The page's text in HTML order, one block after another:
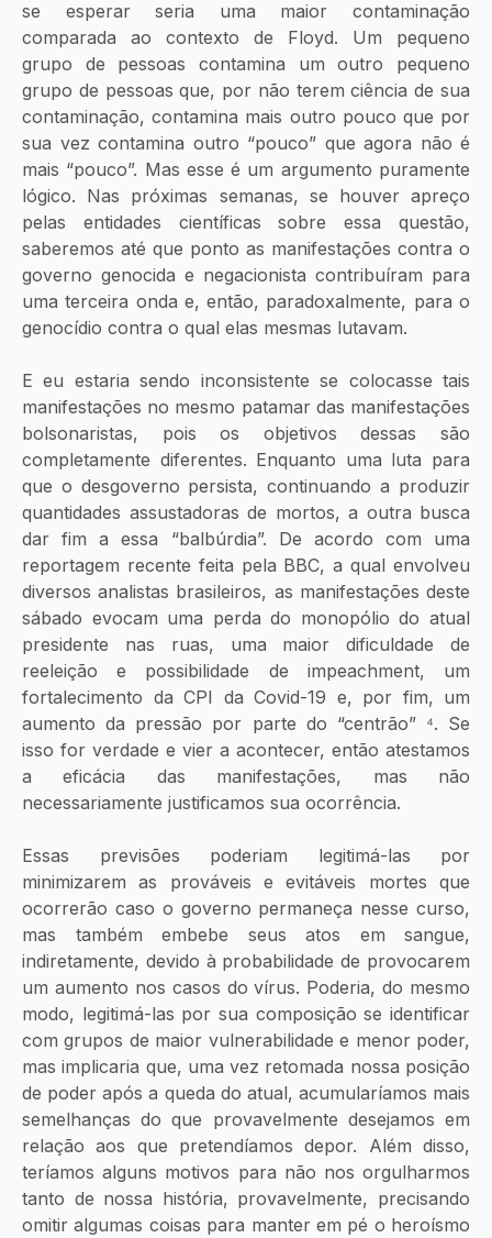
se esperar seria uma maior contaminação
comparada ao contexto de Floyd. Um pequeno
grupo de pessoas contamina um outro pequeno
grupo de pessoas que, por não terem ciência de sua
contaminação, contamina mais outro pouco que por
sua vez contamina outro “pouco” que agora não é
mais “pouco”. Mas esse é um argumento puramente
lógico. Nas próximas semanas, se houver apreço
pelas entidades científicas sobre essa questão,
saberemos até que ponto as manifestações contra o
governo genocida e negacionista contribuíram para
uma terceira onda e, então, paradoxalmente, para o
genocídio contra o qual elas mesmas lutavam.
E eu estaria sendo inconsistente se colocasse tais
manifestações no mesmo patamar das manifestações
bolsonaristas, pois os objetivos dessas são
completamente diferentes. Enquanto uma luta para
que o desgoverno persista, continuando a produzir
quantidades assustadoras de mortos, a outra busca
dar fim a essa “balbúrdia”. De acordo com uma
reportagem recente feita pela BBC, a qual envolveu
diversos analistas brasileiros, as manifestações deste
sábado evocam uma perda do monopólio do atual
presidente nas ruas, uma maior dificuldade de
reeleição e possibilidade de impeachment, um
fortalecimento da CPI da Covid-19 e, por fim, um
aumento da pressão por parte do “centrão” ⁴. Se
isso for verdade e vier a acontecer, então atestamos
a eficácia das manifestações, mas não
necessariamente justificamos sua ocorrência.
Essas previsões poderiam legitimá-las por
minimizarem as prováveis e evitáveis mortes que
ocorrerão caso o governo permaneça nesse curso,
mas também embebe seus atos em sangue,
indiretamente, devido à probabilidade de provocarem
um aumento nos casos do vírus. Poderia, do mesmo
modo, legitimá-las por sua composição se identificar
com grupos de maior vulnerabilidade e menor poder,
mas implicaria que, uma vez retomada nossa posição
de poder após a queda do atual, acumularíamos mais
semelhanças do que provavelmente desejamos em
relação aos que pretendíamos depor. Além disso,
teríamos alguns motivos para não nos orgulharmos
tanto de nossa história, provavelmente, precisando
omitir algumas coisas para manter em pé o heroísmo